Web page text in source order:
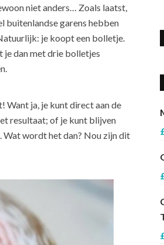
niet anders… Zoals laatst,
buitenlandse garens hebben
je koopt een bolletje.
je dan met drie bolletjes
Want ja, je kunt direct aan de
resultaat; of je kunt blijven
wordt het dan? Nou zijn dit